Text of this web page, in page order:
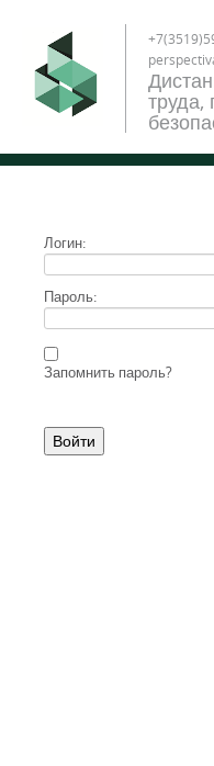
труда,
Логин:
Пароль:
Запомнить пароль?